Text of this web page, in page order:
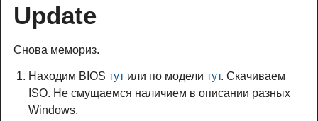
Update
Снова мемориз.
Находим BIOS тутили по модели тут. Скачиваем
ISO. Не смущаемся наличием в описании разных
Windows.